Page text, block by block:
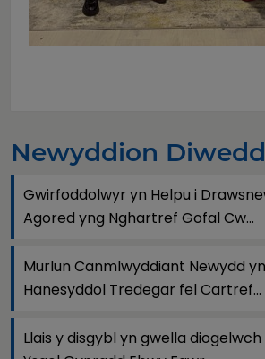
Newyddion
Gwirfoddolwyr yn Helpu i
Agored yng Nghartref Gofal Cw...
Murlun Canmlwyddiant Newydd
Hanesyddol Tredegar fel Cartref...
Llais y disgybl yn gwella